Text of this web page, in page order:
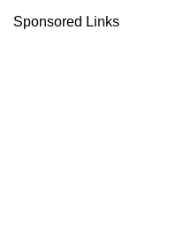
Sponsored Links